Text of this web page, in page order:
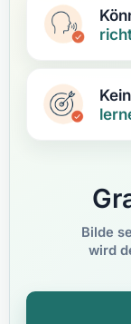
Bilde
wird